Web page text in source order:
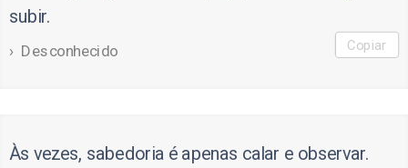
subir.
Desconhecido Copiar
Às vezes, sabedoria é apenas calar e observar.